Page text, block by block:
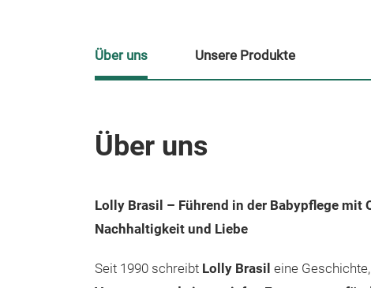
Über uns
Lolly Brasil – Führend in der Babypflege mit
Nachhaltigkeit und Liebe
Seit 1990 schreibt Lolly Brasil eine
Über uns Unsere Produkte